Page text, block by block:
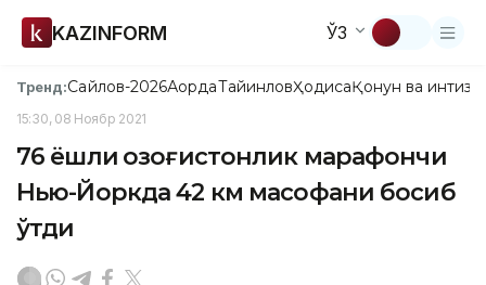
KAZINFORM ЎЗ
Тренд:Сайлов-2026АқордаТайинловҲодисаҚонун ва
15:30, 08 Ноябр 2021
76 ёшли қозоғистонлик марафончи
Нью-Йоркда 42 км масофани босиб
ўтди